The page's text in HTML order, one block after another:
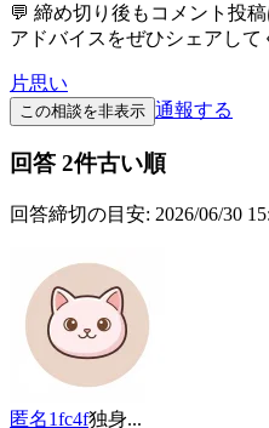
💬 締め切り後もコメント投
アドバイスをぜひシェアして
片思い
この相談を非表示 通報する
回答 2件古い順
回答締切の目安: 2026/06/30
匿名1fc4f独身...